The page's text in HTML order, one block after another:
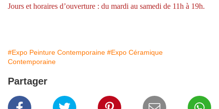
Jours et horaires d’ouverture : du mardi au samedi de 11h à 19h.
#Expo Peinture Contemporaine #Expo Céramique
Contemporaine
Partager